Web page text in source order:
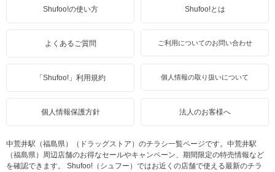
Shufoo!の使い方 Shufoo!とは
よくあるご質問 ご利用についてのお問い合わせ
「Shufoo!」利用規約 個人情報の取り扱いについて
個人情報保護方針 法人のお客様へ
中荒井駅（福島県）（ドラッグストア）のチラシ一覧ページです。中荒井駅
（福島県）周辺店舗のお得なセールやキャンペーン、期間限定の特売情報など
を確認できます。 Shufoo!（シュフー）ではお近くの店舗で使える最新のチラ